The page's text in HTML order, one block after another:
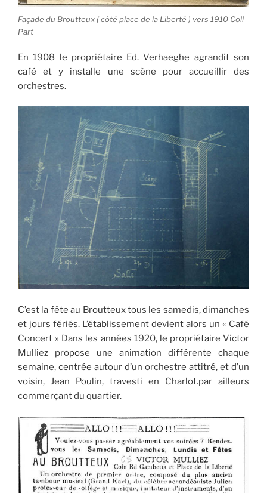
Façade du Broutteux ( côté place de la Liberté ) vers 1910 Coll
Part
En 1908 le propriétaire Ed. Verhaeghe agrandit son
café et y installe une scène pour accueillir des
orchestres.
C’est la fête au Broutteux tous les samedis, dimanches
et jours fériés. L’établissement devient alors un « Café
Concert » Dans les années 1920, le propriétaire Victor
Mulliez propose une animation différente chaque
semaine, centrée autour d’un orchestre attitré, et d’un
voisin, Jean Poulin, travesti en Charlot.par ailleurs
commerçant du quartier.